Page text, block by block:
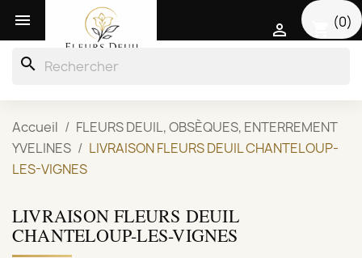
 (0)

search
Accueil
FLEURS DEUIL, OBSÈQUES, ENTERREMENT
YVELINES
LIVRAISON FLEURS DEUIL CHANTELOUP-
LES-VIGNES
LIVRAISON FLEURS DEUIL
CHANTELOUP-LES-VIGNES